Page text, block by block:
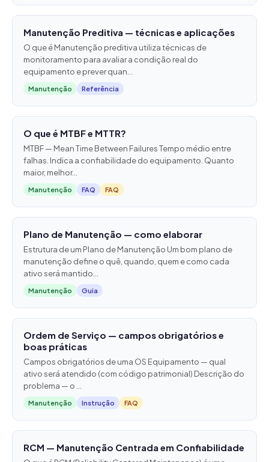
Manutenção Preditiva — técnicas e aplicações
O que é Manutenção preditiva utiliza técnicas de
monitoramento para avaliar a condição real do
equipamento e prever quan...
Manutenção Referência
O que é MTBF e MTTR?
MTBF — Mean Time Between Failures Tempo médio entre
falhas. Indica a confiabilidade do equipamento. Quanto
maior, melhor...
Manutenção FAQ FAQ
Plano de Manutenção — como elaborar
Estrutura de um Plano de Manutenção Um bom plano de
manutenção define o quê, quando, quem e como cada
ativo será mantido...
Manutenção Guia
Ordem de Serviço — campos obrigatórios e
boas práticas
Campos obrigatórios de uma OS Equipamento — qual
ativo será atendido (com código patrimonial) Descrição do
problema — o ...
Manutenção Instrução FAQ
RCM — Manutenção Centrada em Confiabilidade